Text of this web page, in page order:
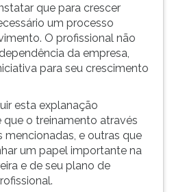
que para crescer
um processo
O profissional não
da empresa,
para seu crescimento
esta explanação
o treinamento através
e outras que
um papel importante na
e de seu plano de